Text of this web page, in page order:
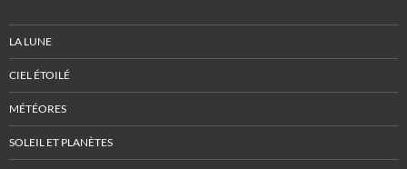
LA LUNE
CIEL ÉTOILÉ
MÉTÉORES
SOLEIL ET PLANÈTES